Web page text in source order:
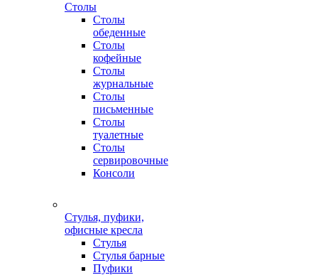
Столы
Столы
обеденные
Столы
кофейные
Столы
журнальные
Столы
письменные
Столы
туалетные
Столы
сервировочные
Консоли
Стулья, пуфики,
офисные кресла
Стулья
Стулья барные
Пуфики